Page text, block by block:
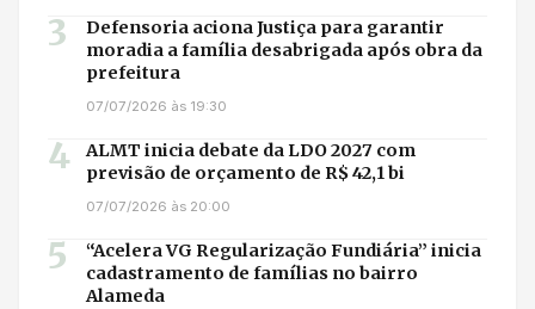
3
Defensoria aciona Justiça para garantir
moradia a família desabrigada após obra da
prefeitura
07/07/2026 às 19:30
4
ALMT inicia debate da LDO 2027 com
previsão de orçamento de R$ 42,1 bi
07/07/2026 às 20:00
5
“Acelera VG Regularização Fundiária” inicia
cadastramento de famílias no bairro
Alameda